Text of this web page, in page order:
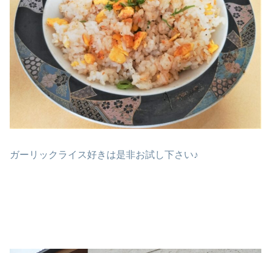
ガーリックライス好きは是非お試し下さい♪